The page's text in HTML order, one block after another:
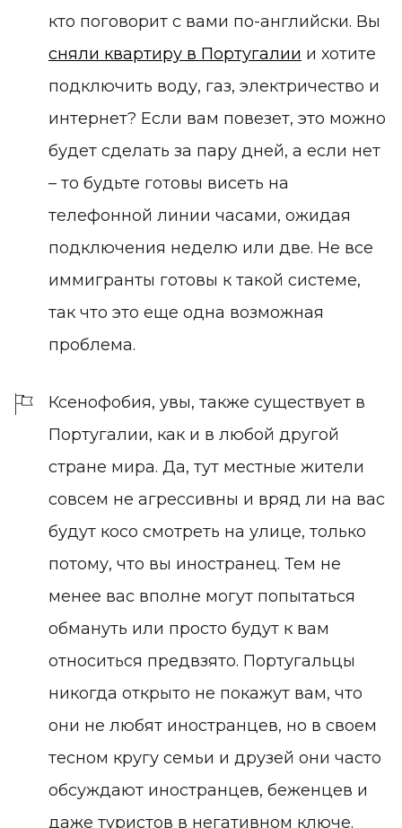
кто поговорит с вами по-английски. Вы
сняли квартиру в Португалии и хотите
подключить воду, газ, электричество и
интернет? Если вам повезет, это можно
будет сделать за пару дней, а если нет
– то будьте готовы висеть на
телефонной линии часами, ожидая
подключения неделю или две. Не все
иммигранты готовы к такой системе,
так что это еще одна возможная
проблема.
Ксенофобия, увы, также существует в
Португалии, как и в любой другой
стране мира. Да, тут местные жители
совсем не агрессивны и вряд ли на вас
будут косо смотреть на улице, только
потому, что вы иностранец. Тем не
менее вас вполне могут попытаться
обмануть или просто будут к вам
относиться предвзято. Португальцы
никогда открыто не покажут вам, что
они не любят иностранцев, но в своем
тесном кругу семьи и друзей они часто
обсуждают иностранцев, беженцев и
даже туристов в негативном ключе.